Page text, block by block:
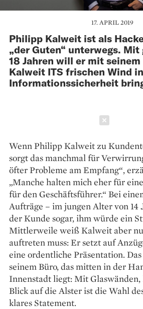
17. APRIL 2019
Philipp Kalweit ist als
„der Guten“ unterwegs. Mit
18 Jahren will er mit
Kalweit ITS frischen Wind
Informationssicherheit
Wenn Philipp Kalweit zu
sorgt das manchmal für
öfter Probleme am Empfang“,
„Manche halten mich eher für
für den Geschäftsführer.“ Bei
Aufträge – im jungen Alter von 14
der Kunde sogar, ihm würde ein
Mittlerweile weiß Kalweit aber
auftreten muss: Er setzt auf
eine ordentliche Präsentation.
seinem Büro, das mitten in der
Innenstadt liegt: Mit
Blick auf die Alster ist die Wahl
klares Statement.